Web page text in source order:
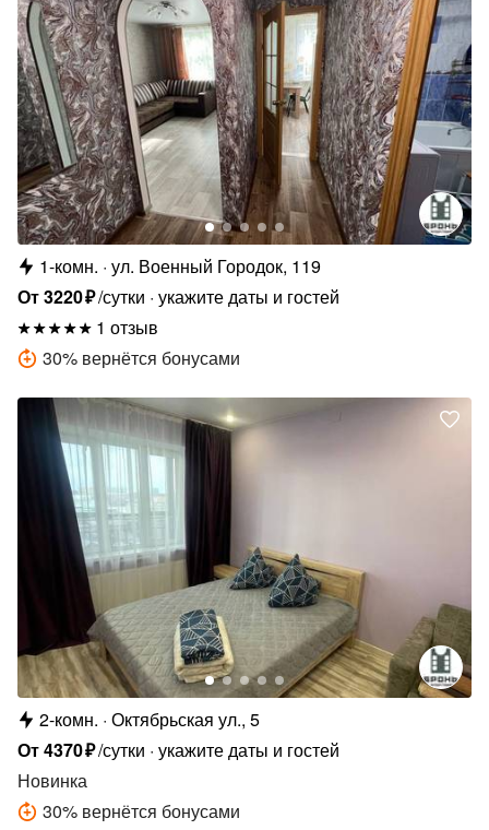
1-комн. ул. Военный Городок, 119
От3220₽/сутки укажите даты и гостей
1 отзыв
30% вернётся бонусами
2-комн. Октябрьская ул., 5
От4370₽/сутки укажите даты и гостей
Новинка
30% вернётся бонусами